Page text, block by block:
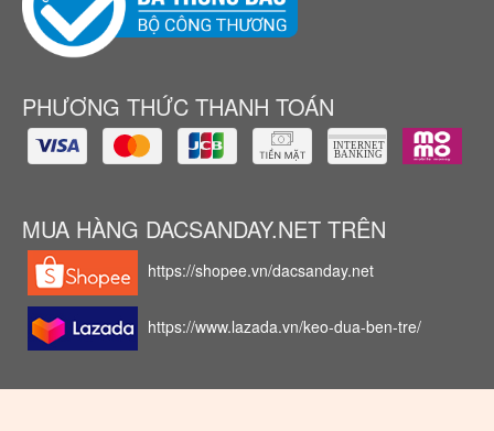
PHƯƠNG THỨC THANH TOÁN
MUA HÀNG DACSANDAY.NET TRÊN
https://shopee.vn/dacsanday.net
https://www.lazada.vn/keo-dua-ben-tre/